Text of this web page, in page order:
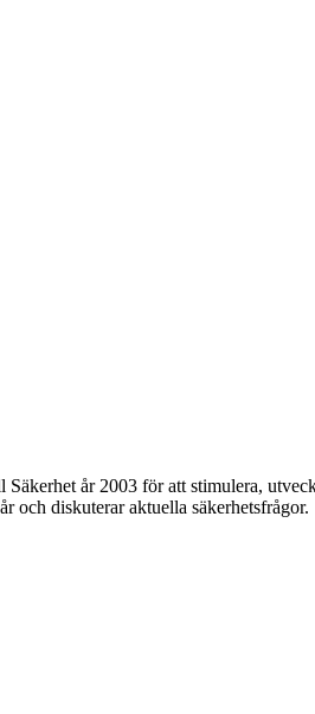
år 2003 för att stimulera,
och diskuterar aktuella säkerhetsfrågor.